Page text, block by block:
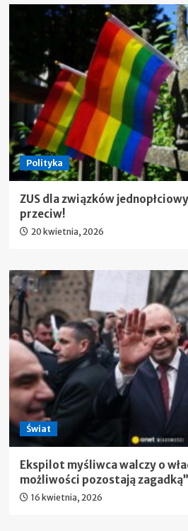
Polityka
ZUS dla związków
przeciw!
20 kwietnia, 2026
Świat
Ekspilot myśliwca walczy o
możliwości pozostają zagadką”
16 kwietnia, 2026